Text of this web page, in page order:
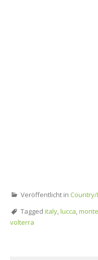
Veröffentlicht in
Tagged italy,lucca,
volterra